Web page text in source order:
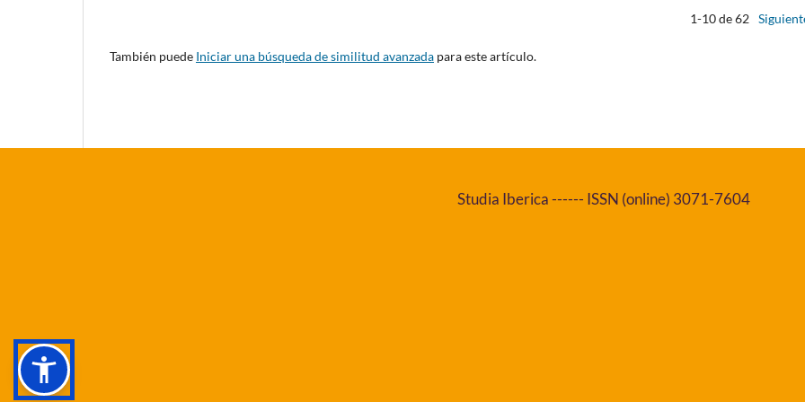
1-10 de 62
También puede Iniciar una búsqueda de similitud avanzada para este artículo.
Studia Iberica ------ ISSN (online) 3071-7604